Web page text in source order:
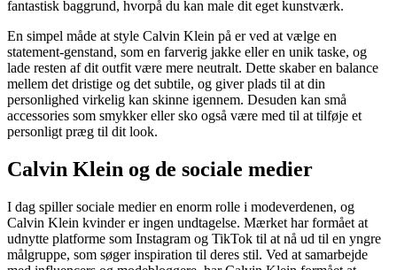
fantastisk baggrund, hvorpå du kan male dit eget kunstværk.
En simpel måde at style Calvin Klein på er ved at vælge en
statement-genstand, som en farverig jakke eller en unik taske, og
lade resten af dit outfit være mere neutralt. Dette skaber en balance
mellem det dristige og det subtile, og giver plads til at din
personlighed virkelig kan skinne igennem. Desuden kan små
accessories som smykker eller sko også være med til at tilføje et
personligt præg til dit look.
Calvin Klein og de sociale medier
I dag spiller sociale medier en enorm rolle i modeverdenen, og
Calvin Klein kvinder er ingen undtagelse. Mærket har formået at
udnytte platforme som Instagram og TikTok til at nå ud til en yngre
målgruppe, som søger inspiration til deres stil. Ved at samarbejde